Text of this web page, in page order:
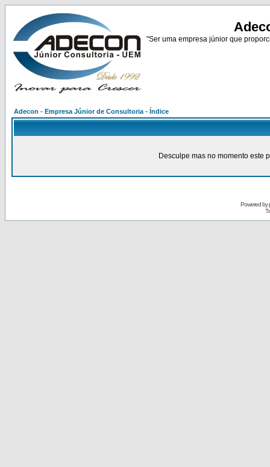
"Ser uma empresa júnior que
Adecon - Empresa Júnior de Consultoria - Índice
Desculpe mas no momento este
Powered by